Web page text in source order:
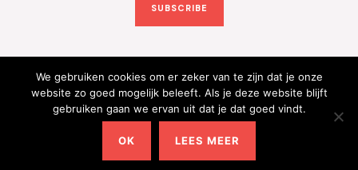
SUBSCRIBE
Copyright © 2026 Kinderkleding Onlineshop | Powered by
Kinderkleding Onlineshop
We gebruiken cookies om er zeker van te zijn dat je onze
website zo goed mogelijk beleeft. Als je deze website blijft
gebruiken gaan we ervan uit dat je dat goed vindt.
OK LEES MEER